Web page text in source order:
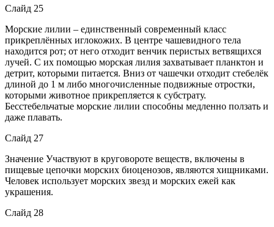
Слайд 25
Морские лилии – единственный современный класс
прикреплённых иглокожих. В центре чашевидного тела
находится рот; от него отходит венчик перистых ветвящихся
лучей. С их помощью морская лилия захватывает планктон и
детрит, которыми питается. Вниз от чашечки отходит стебелёк
длиной до 1 м либо многочисленные подвижные отростки,
которыми животное прикрепляется к субстрату.
Бесстебельчатые морские лилии способны медленно ползать и
даже плавать.
Слайд 27
Значение Участвуют в круговороте веществ, включены в
пищевые цепочки морских биоценозов, являются хищниками.
Человек использует морских звезд и морских ежей как
украшения.
Слайд 28